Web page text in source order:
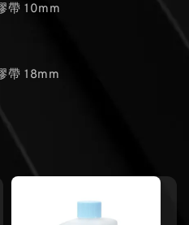
帶 10mm
帶 18mm